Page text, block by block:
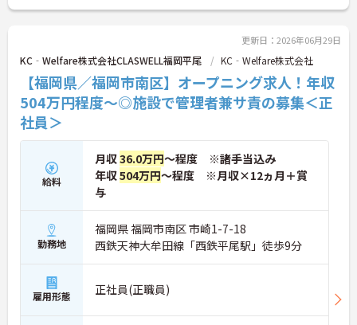
更新日：2026年06月29日
KC‐Welfare株式会社CLASWELL福岡平尾 KC‐Welfare株式会社
【福岡県／福岡市南区】オープニング求人！年収
504万円程度～◎施設で管理者兼サ責の募集＜正
社員＞
給料
月収36.0万円～程度 ※諸手当込み
年収504万円～程度 ※月収×12ヵ月＋賞
与
勤務地
福岡県 福岡市南区 市崎1-7-18
西鉄天神大牟田線「西鉄平尾駅」徒歩9分
雇用形態 正社員(正職員)